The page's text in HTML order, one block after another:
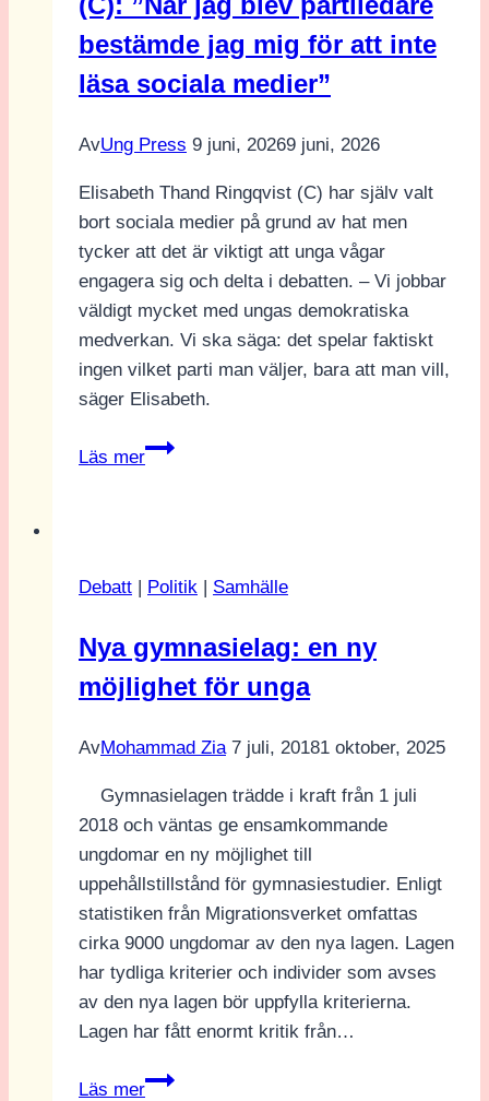
Intervju
med
Nike
bestämde jag mig för att inte
läsa sociala medier”
AvUng Press 9 juni, 20269 juni, 2026
Elisabeth Thand Ringqvist (C) har själv valt
bort sociala medier på grund av hat men
tycker att det är viktigt att unga vågar
engagera sig och delta i debatten. – Vi jobbar
väldigt mycket med ungas demokratiska
medverkan. Vi ska säga: det spelar faktiskt
ingen vilket parti man väljer, bara att man vill,
säger Elisabeth.
Läs mer
Elisabeth
jag
partiledare
bestämde
mig
att
inte
läsa
sociala
medier”
Debatt | Politik | Samhälle
Nya gymnasielag: en ny
möjlighet för unga
AvMohammad Zia 7 juli, 20181 oktober, 2025
Gymnasielagen trädde i kraft från 1 juli
2018 och väntas ge ensamkommande
ungdomar en ny möjlighet till
uppehållstillstånd för gymnasiestudier. Enligt
statistiken från Migrationsverket omfattas
cirka 9000 ungdomar av den nya lagen. Lagen
har tydliga kriterier och individer som avses
av den nya lagen bör uppfylla kriterierna.
Lagen har fått enormt kritik från…
Läs mer
Nya